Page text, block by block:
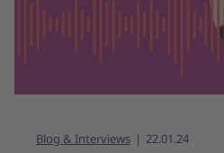
Blog & Interviews 22.01.24